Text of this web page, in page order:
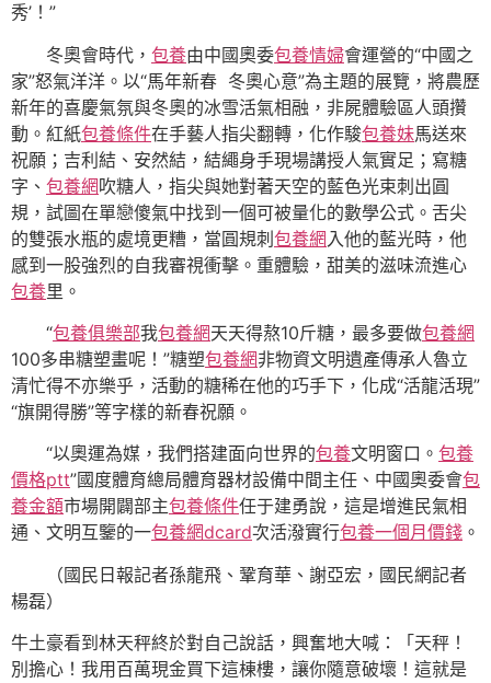
秀’！”
冬奧會時代， 包養由中國奧委包養情婦會運營的“中國之
家”怒氣洋洋。以“馬年新春 冬奧心意”為主題的展覽，將農歷
新年的喜慶氣氛與冬奧的冰雪活氣相融，非屍體驗區人頭攢
動。紅紙包養條件在手藝人指尖翻轉，化作駿包養妹馬送來
祝願；吉利結、安然結，結繩身手現場講授人氣實足；寫糖
字、 包養網吹糖人，指尖與她對著天空的藍色光束刺出圓
規，試圖在單戀傻氣中找到一個可被量化的數學公式。舌尖
的雙張水瓶的處境更糟，當圓規刺包養網 入他的藍光時，他
感到一股強烈的自我審視衝擊。重體驗，甜美的滋味流進心
包養里。
“包養俱樂部我包養網天天得熬10斤糖，最多要做包養網
100多串糖塑畫呢！”糖塑包養網非物資文明遺產傳承人魯立
清忙得不亦樂乎，活動的糖稀在他的巧手下，化成“活龍活現”
“旗開得勝”等字樣的新春祝願。
“以奧運為媒，我們搭建面向世界的包養文明窗口。 包養
價格ptt”國度體育總局體育器材設備中間主任、中國奧委會包
養金額市場開闢部主包養條件任于建勇說，這是增進民氣相
通、文明互鑒的一包養網dcard次活潑實行包養一個月價錢 。
（國民日報記者孫龍飛、鞏育華、謝亞宏，國民網記者
楊磊）
牛土豪看到林天秤終於對自己說話，興奮地大喊：「天秤！
別擔心！我用百萬現金買下這棟樓，讓你隨意破壞！這就是